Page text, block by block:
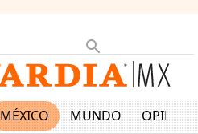
MÉXICO MUNDO OPINIÓN